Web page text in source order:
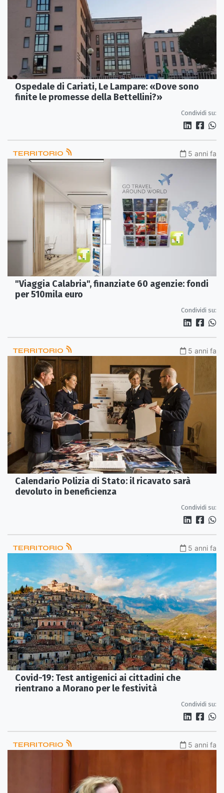
Ospedale di Cariati, Le Lampare: «Dove sono
finite le promesse della Bettellini?»
Condividi su:
TERRITORIO 5 anni fa
"Viaggia Calabria", finanziate 60 agenzie: fondi
per 510mila euro
Condividi su:
TERRITORIO 5 anni fa
Calendario Polizia di Stato: il ricavato sarà
devoluto in beneficienza
Condividi su:
TERRITORIO 5 anni fa
Covid-19: Test antigenici ai cittadini che
rientrano a Morano per le festività
Condividi su:
TERRITORIO 5 anni fa